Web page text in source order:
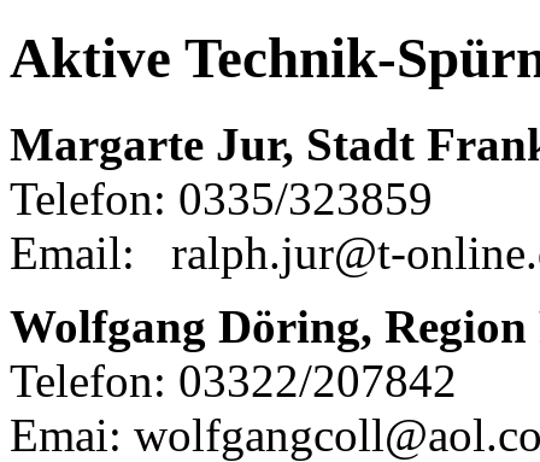
Aktive Technik-
Margarte Jur, Stadt
Telefon: 0335/323859
Email: ralph.jur@t-
Wolfgang Döring,
Telefon: 03322/207842
Emai: